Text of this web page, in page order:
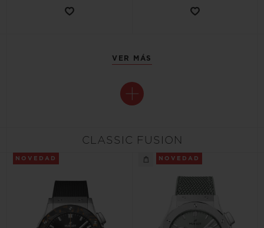
VER MÁS
CLASSIC FUSION
NOVEDAD NOVEDAD